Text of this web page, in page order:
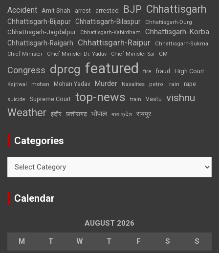
Accident Amit Shah arrest arrested BJP Chhattisgarh
Chhattisgarh-Bijapur Chhattisgarh-Bilaspur Chhattisgarh-Durg
Chhattisgarh-Jagdalpur Chhattisgarh-Kabirdham Chhattisgarh-Korba
Chhattisgarh-Raigarh Chhattisgarh-Raipur
Chhattisgarh-Sukma
Chief Minister
Chief Minister Dr. Yadav Chief Minister Sai CM
Congress dprcg featured fire fraud High Court
Kejriwal mohan Mohan Yadav Murder Naxalites petrol rain rape
suicide Supreme Court top-news train Vastu vishnu
Weather इंदौर छत्तीसगढ़ भोपाल मध्य प्रदेश रायपुर
Categories
Calendar
AUGUST 2026
M T W T F S S